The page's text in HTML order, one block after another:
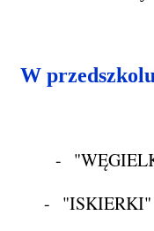
W
-
- "ISKIERKI"